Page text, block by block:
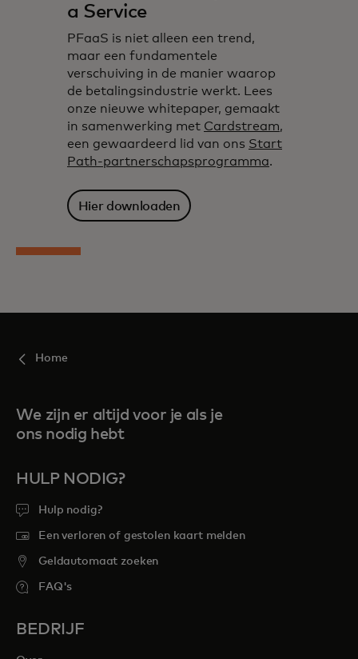
a Service
PFaaS is niet alleen een trend,
maar een fundamentele
verschuiving in de manier waarop
de betalingsindustrie werkt. Lees
onze nieuwe whitepaper, gemaakt
in samenwerking met Cardstream,
een gewaardeerd lid van ons Start
Path-partnerschapsprogramma.
Hier downloaden
Home
We zijn er altijd voor je als je
ons nodig hebt
HULP NODIG?
Hulp nodig?
Een verloren of gestolen kaart melden
Geldautomaat zoeken
FAQ's
BEDRIJF